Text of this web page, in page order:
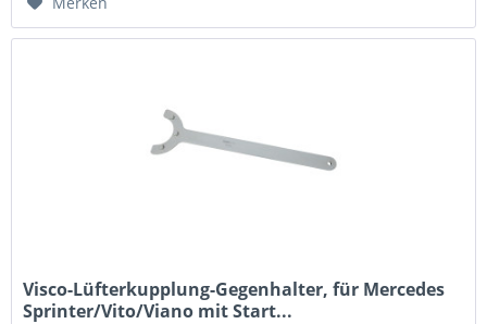
Visco-Lüfterkupplung-Gegenhalter, für Mercedes
Sprinter/Vito/Viano mit Start...